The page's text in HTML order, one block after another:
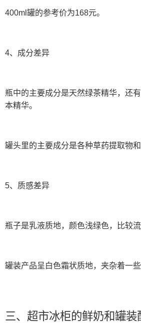
400ml罐的参考价为168元。
4、成分差异
瓶中的主要成分是天然绿茶精华，还
本精华。
罐头里的主要成分是各种草药提取物和
5、质感差异
瓶子是乳液质地，颜色浅绿色，比较流
罐装产品呈白色霜状质地，夹杂着一
三、超市冰柜的鲜奶和罐装